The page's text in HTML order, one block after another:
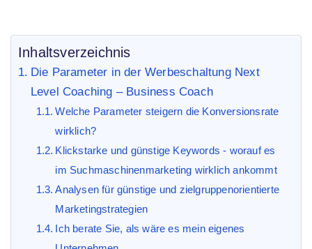
Inhaltsverzeichnis
Die Parameter in der Werbeschaltung Next
Level Coaching – Business Coach
Welche Parameter steigern die Konversionsrate
wirklich?
Klickstarke und günstige Keywords - worauf es
im Suchmaschinenmarketing wirklich ankommt
Analysen für günstige und zielgruppenorientierte
Marketingstrategien
Ich berate Sie, als wäre es mein eigenes